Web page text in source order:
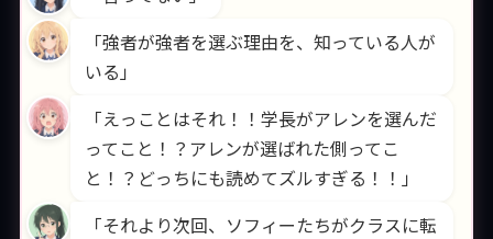
「強者が強者を選ぶ理由を、知っている人が
いる」
「えっことはそれ！！学長がアレンを選んだ
ってこと！？アレンが選ばれた側ってこ
と！？どっちにも読めてズルすぎる！！」
「それより次回、ソフィーたちがクラスに転